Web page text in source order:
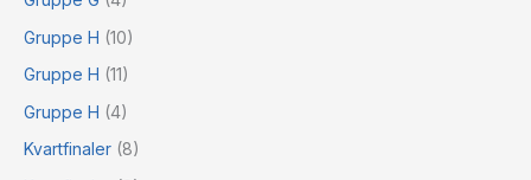
Gruppe H (10)
Gruppe H (11)
Gruppe H (4)
Kvartfinaler (8)